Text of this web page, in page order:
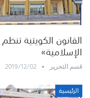
القانون الكويتية
الإسلامية»
قسم التحرير 2019/12/02
الرئيسية